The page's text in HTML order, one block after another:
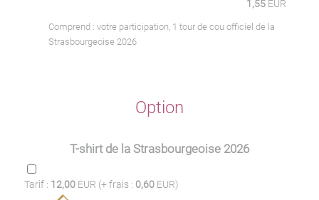
1,55 EUR
Comprend : votre participation, 1 tour de cou officiel de la
Strasbourgeoise 2026
Option
T-shirt de la Strasbourgeoise 2026
Tarif : 12,00 EUR (+ frais : 0,60 EUR)